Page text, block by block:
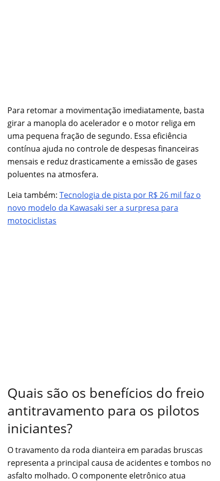
Para retomar a movimentação imediatamente, basta
girar a manopla do acelerador e o motor religa em
uma pequena fração de segundo. Essa eficiência
contínua ajuda no controle de despesas financeiras
mensais e reduz drasticamente a emissão de gases
poluentes na atmosfera.
Leia também: Tecnologia de pista por R$ 26 mil faz o
novo modelo da Kawasaki ser a surpresa para
motociclistas
Quais são os benefícios do freio
antitravamento para os pilotos
iniciantes?
O travamento da roda dianteira em paradas bruscas
representa a principal causa de acidentes e tombos no
asfalto molhado. O componente eletrônico atua